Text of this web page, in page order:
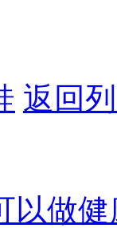
返回
以做健